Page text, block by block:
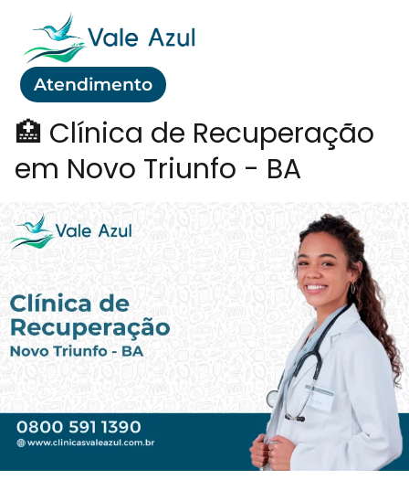
Atendimento
🏥 Clínica de Recuperação
em Novo Triunfo - BA